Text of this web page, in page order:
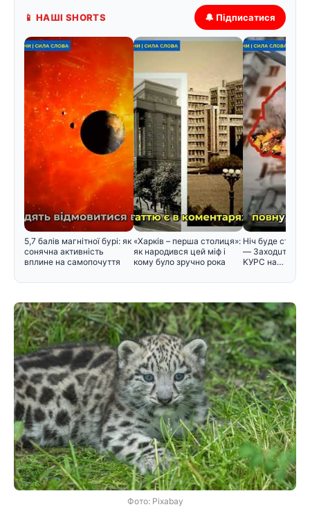
📱 НАШІ SHORTS 🔔 Підписатися
5,7 балів магнітної бурі: як
сонячна активність
вплине на самопочуття
«Харків – перша столиця»:
як народився цей міф і
кому було зручно рока
Hiч бyдe
— Зaxoдuть
KУPC нa…
Фото: Pixabay